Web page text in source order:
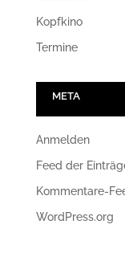
Kopfkino
Termine
META
Anmelden
Feed der
Kommentare-
WordPress.org